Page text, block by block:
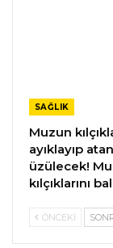
SAĞLIK
Muzun
ayıklayıp
üzülecek!
kılçıklarını
ÖNCEKI